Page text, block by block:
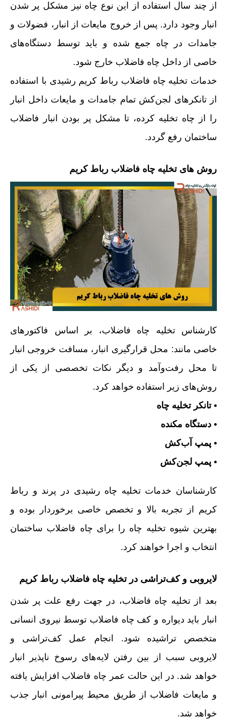
از چند سال استفاده از این نوع چاه نیز مشکل پر شدن
انبار وجود دارد. پس از خروج مایعات از انبار، فضولات و
جامدات در چاه جمع شده و باید توسط دستگاه‌های
خاصی از داخل چاه فاضلاب خارج شود.
خدمات تخلیه چاه فاضلاب رباط کریم رشیدی با استفاده
از تانکرهای لجن‌کش تمام جامدات و مایعات داخل انبار
را از چاه تخلیه کرده، تا مشکل پر بودن انبار فاضلاب
ساختمان رفع گردد.
روش های تخلیه چاه فاضلاب رباط کریم
کارشناس تخلیه چاه فاضلاب، بر اساس فاکتورهای
خاصی مانند: محل قرارگیری انبار، مسافت خروجی انبار
تا محل رفت‌وآمد و دیگر نکات تخصصی از یکی از
روش‌های زیر استفاده خواهد کرد.
• تانکر تخلیه چاه
• دستگاه مکنده
• پمپ آب‌کش
• پمپ لجن‌کش
کارشناسان خدمات تخلیه چاه رشیدی در پرند و رباط
کریم از تجربه بالا و تخصص خاصی برخوردار بوده و
بهترین شیوه تخلیه چاه را برای چاه فاضلاب ساختمان
انتخاب و اجرا خواهند کرد.
لایروبی و کف‌تراشی در تخلیه چاه فاضلاب رباط کریم
بعد از تخلیه چاه فاضلاب، در جهت رفع علت پر شدن
انبار باید دیواره و کف چاه فاضلاب توسط نیروی انسانی
متخصص تراشیده شود. انجام عمل کف‌تراشی و
لایروبی سبب از بین رفتن لایه‌های رسوخ ناپذیر انبار
خواهد شد. در این حالت عمر چاه فاضلاب افزایش یافته
و مایعات فاضلاب از طریق محیط پیرامونی انبار جذب
خواهد شد.